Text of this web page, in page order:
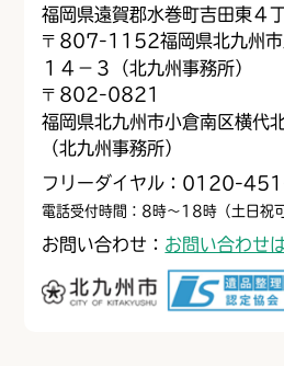
福岡県遠賀郡水巻町吉田東４
〒 807-1152福岡県北九州
１４−３（北九州事務所）
〒 802-0821
福岡県北九州市小倉南区横代
（北九州事務所）
フリーダイヤル：0120-
電話受付時間：8時～18時（土日祝可
お問い合わせ： お問い合わせ